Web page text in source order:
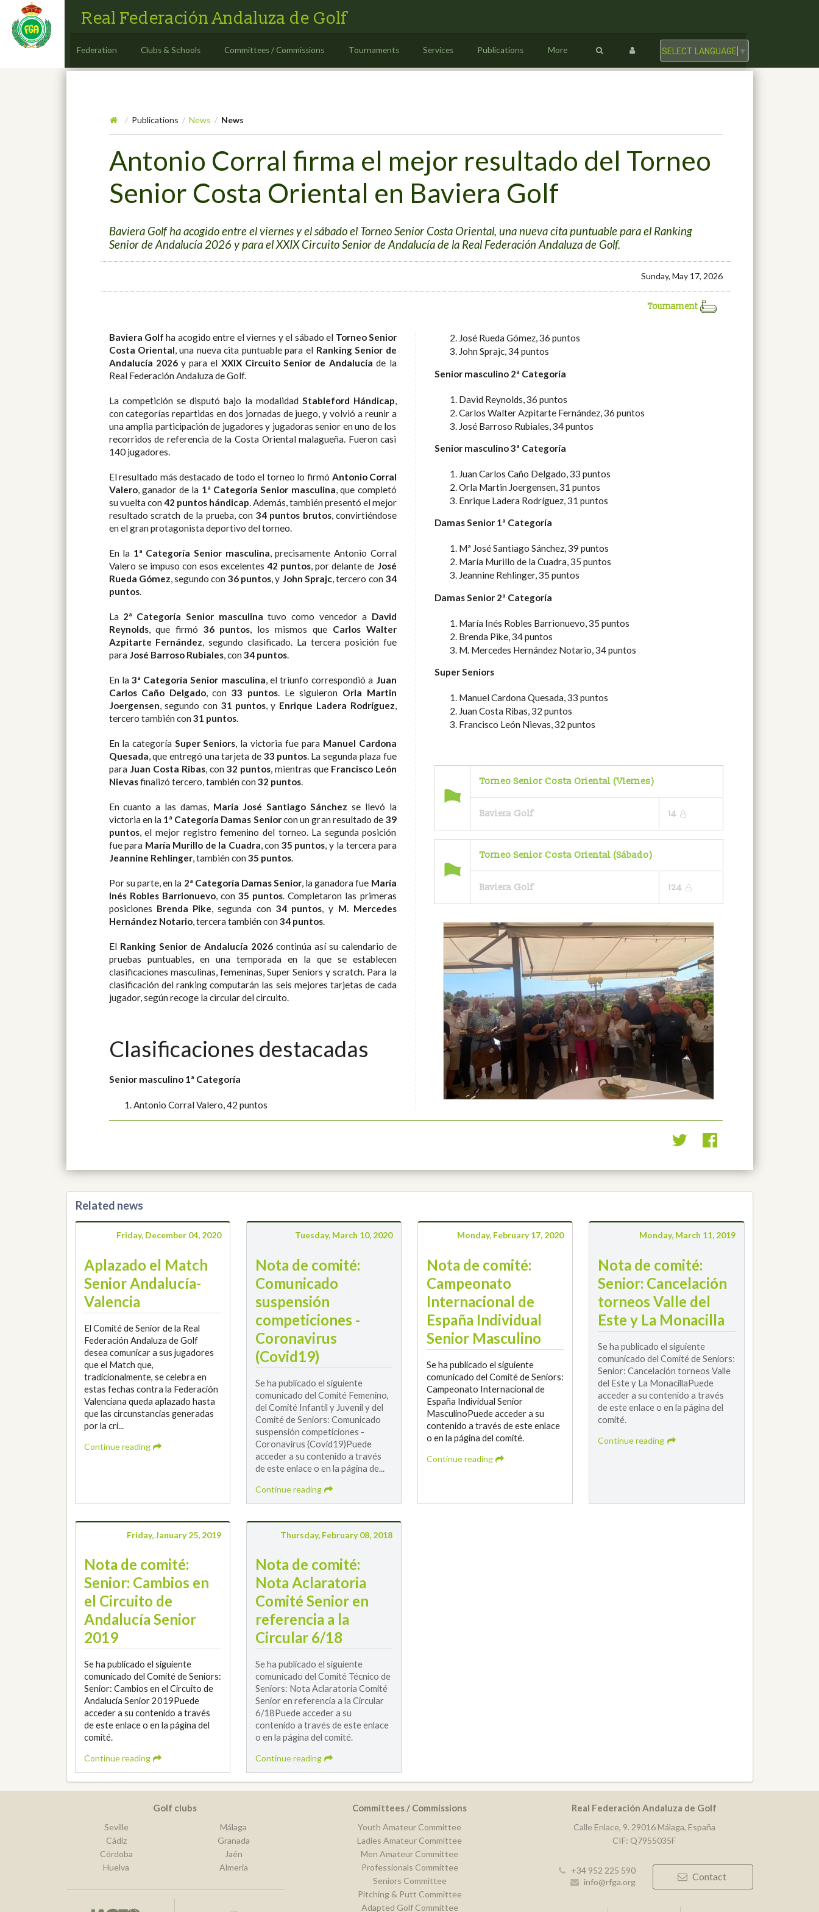
Real Federación Andaluza de Golf
Federation Clubs & Schools Committees / Commissions Tournaments Services Publications More SELECT LANGUAGE ▼
/ Publications / News / News
Antonio Corral firma el mejor resultado del Torneo
Senior Costa Oriental en Baviera Golf
Baviera Golf ha acogido entre el viernes y el sábado el Torneo Senior Costa Oriental, una nueva cita puntuable para el Ranking
Senior de Andalucía 2026 y para el XXIX Circuito Senior de Andalucía de la Real Federación Andaluza de Golf.
Sunday, May 17, 2026
Tournament
Baviera Golf ha acogido entre el viernes y el sábado el Torneo Senior
Costa Oriental, una nueva cita puntuable para el Ranking Senior de
Andalucía 2026y para el XXIX Circuito Senior de Andalucía de la
Real Federación Andaluza de Golf.
La competición se disputó bajo la modalidad Stableford Hándicap,
con categorías repartidas en dos jornadas de juego, y volvió a reunir a
una amplia participación de jugadores y jugadoras senior en uno de los
recorridos de referencia de la Costa Oriental malagueña. Fueron casi
140 jugadores.
El resultado más destacado de todo el torneo lo firmó Antonio Corral
Valero, ganador de la 1ª Categoría Senior masculina, que completó
su vuelta con42 puntos hándicap. Además, también presentó el mejor
resultado scratch de la prueba, con 34 puntos brutos, convirtiéndose
en el gran protagonista deportivo del torneo.
En la 1ª Categoría Senior masculina, precisamente Antonio Corral
Valero se impuso con esos excelentes 42 puntos, por delante de José
Rueda Gómez, segundo con 36 puntos, y John Sprajc, tercero con 34
puntos.
La 2ª Categoría Senior masculina tuvo como vencedor a David
Reynolds, que firmó 36 puntos, los mismos que Carlos Walter
Azpitarte Fernández, segundo clasificado. La tercera posición fue
para José Barroso Rubiales, con34 puntos.
En la 3ª Categoría Senior masculina, el triunfo correspondió a Juan
Carlos Caño Delgado, con 33 puntos. Le siguieron Orla Martin
Joergensen, segundo con 31 puntos, y Enrique Ladera Rodríguez,
tercero también con31 puntos.
En la categoría Super Seniors, la victoria fue para Manuel Cardona
Quesada, que entregó una tarjeta de 33 puntos. La segunda plaza fue
para Juan Costa Ribas, con 32 puntos, mientras que Francisco León
Nievasfinalizó tercero, también con32 puntos.
En cuanto a las damas, María José Santiago Sánchez se llevó la
victoria en la 1ª Categoría Damas Seniorcon un gran resultado de 39
puntos, el mejor registro femenino del torneo. La segunda posición
fue para María Murillo de la Cuadra, con 35 puntos, y la tercera para
Jeannine Rehlinger, también con35 puntos.
Por su parte, en la 2ª Categoría Damas Senior, la ganadora fue María
Inés Robles Barrionuevo, con 35 puntos. Completaron las primeras
posiciones Brenda Pike, segunda con 34 puntos, y M. Mercedes
Hernández Notario, tercera también con34 puntos.
El Ranking Senior de Andalucía 2026continúa así su calendario de
pruebas puntuables, en una temporada en la que se establecen
clasificaciones masculinas, femeninas, Super Seniors y scratch. Para la
clasificación del ranking computarán las seis mejores tarjetas de cada
jugador, según recoge la circular del circuito.
Clasificaciones destacadas
Senior masculino 1ª Categoría
Antonio Corral Valero, 42 puntos
José Rueda Gómez, 36 puntos
John Sprajc, 34 puntos
Senior masculino 2ª Categoría
David Reynolds, 36 puntos
Carlos Walter Azpitarte Fernández, 36 puntos
José Barroso Rubiales, 34 puntos
Senior masculino 3ª Categoría
Juan Carlos Caño Delgado, 33 puntos
Orla Martin Joergensen, 31 puntos
Enrique Ladera Rodríguez, 31 puntos
Damas Senior 1ª Categoría
Mª José Santiago Sánchez, 39 puntos
María Murillo de la Cuadra, 35 puntos
Jeannine Rehlinger, 35 puntos
Damas Senior 2ª Categoría
María Inés Robles Barrionuevo, 35 puntos
Brenda Pike, 34 puntos
M. Mercedes Hernández Notario, 34 puntos
Super Seniors
Manuel Cardona Quesada, 33 puntos
Juan Costa Ribas, 32 puntos
Francisco León Nievas, 32 puntos
Torneo Senior Costa Oriental (Viernes)
Baviera Golf 14
Torneo Senior Costa Oriental (Sábado)
Baviera Golf 124
Related news
Friday, December 04, 2020
Aplazado el Match
Senior Andalucía-
Valencia
El Comité de Senior de la Real
Federación Andaluza de Golf
desea comunicar a sus jugadores
que el Match que,
tradicionalmente, se celebra en
estas fechas contra la Federación
Valenciana queda aplazado hasta
que las circunstancias generadas
por la cri...
Continue reading
Tuesday, March 10, 2020
Nota de comité:
Comunicado
suspensión
competiciones -
Coronavirus
(Covid19)
Se ha publicado el siguiente
comunicado del Comité Femenino,
del Comité Infantil y Juvenil y del
Comité de Seniors: Comunicado
suspensión competiciones -
Coronavirus (Covid19)Puede
acceder a su contenido a través
de este enlace o en la página de...
Continue reading
Monday, February 17, 2020
Nota de comité:
Campeonato
Internacional de
España Individual
Senior Masculino
Se ha publicado el siguiente
comunicado del Comité de Seniors:
Campeonato Internacional de
España Individual Senior
MasculinoPuede acceder a su
contenido a través de este enlace
o en la página del comité.
Continue reading
Monday, March 11, 2019
Nota de comité:
Senior: Cancelación
torneos Valle del
Este y La Monacilla
Se ha publicado el siguiente
comunicado del Comité de Seniors:
Senior: Cancelación torneos Valle
del Este y La MonacillaPuede
acceder a su contenido a través
de este enlace o en la página del
comité.
Continue reading
Friday, January 25, 2019
Nota de comité:
Senior: Cambios en
el Circuito de
Andalucía Senior
2019
Se ha publicado el siguiente
comunicado del Comité de Seniors:
Senior: Cambios en el Circuito de
Andalucía Senior 2019Puede
acceder a su contenido a través
de este enlace o en la página del
comité.
Continue reading
Thursday, February 08, 2018
Nota de comité:
Nota Aclaratoria
Comité Senior en
referencia a la
Circular 6/18
Se ha publicado el siguiente
comunicado del Comité Técnico de
Seniors: Nota Aclaratoria Comité
Senior en referencia a la Circular
6/18Puede acceder a su
contenido a través de este enlace
o en la página del comité.
Continue reading
Golf clubs
Seville
Cádiz
Córdoba
Huelva
Málaga
Granada
Jaén
Almería
Committees / Commissions
Youth Amateur Committee
Ladies Amateur Committee
Men Amateur Committee
Professionals Committee
Seniors Committee
Pitching & Putt Committee
Adapted Golf Committee
Real Federación Andaluza de Golf
Calle Enlace, 9. 29016 Málaga, España
CIF: Q7955035F
+34 952 225 590
info@rfga.org
Contact